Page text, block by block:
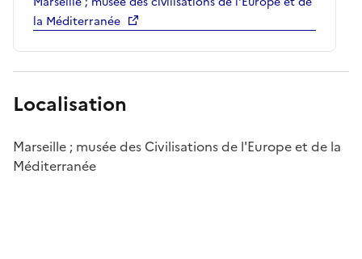
la Méditerranée
Localisation
Marseille ; musée des Civilisations de l'Europe et de la
Méditerranée